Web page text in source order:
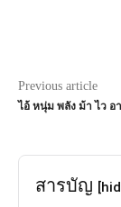
Previous article
ไอ้ หนุ่ม พลัง ม้า ไว อ
สารบัญ